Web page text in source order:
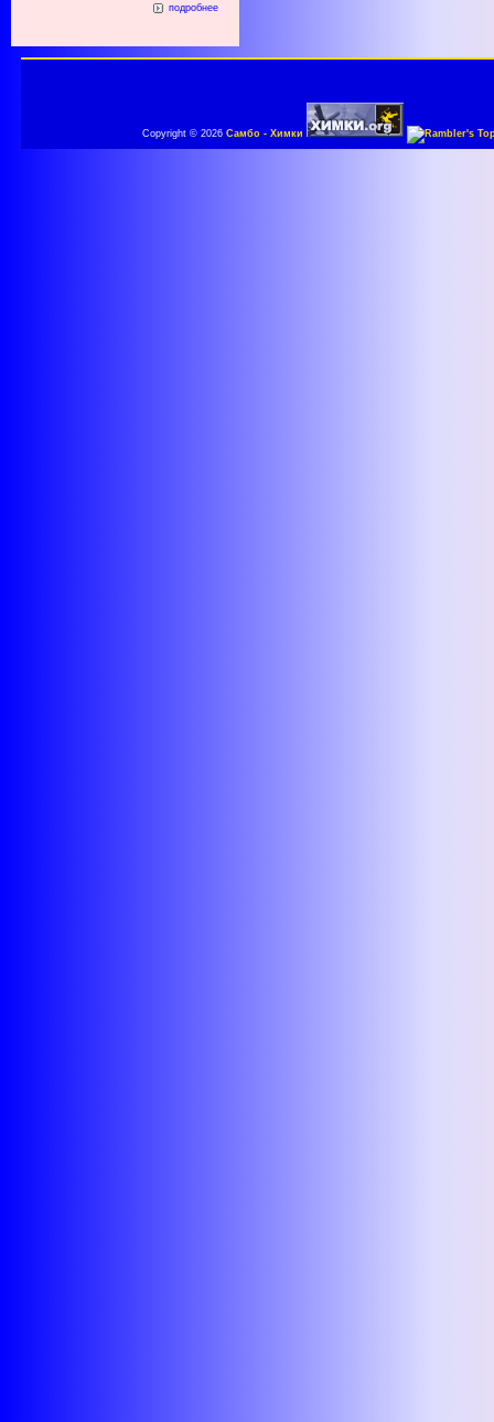
подробнее
Copyright © 2026Самбо - Химки